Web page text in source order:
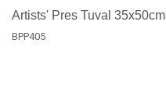
Artists' Pres Tuval 35x50cm
BPP405